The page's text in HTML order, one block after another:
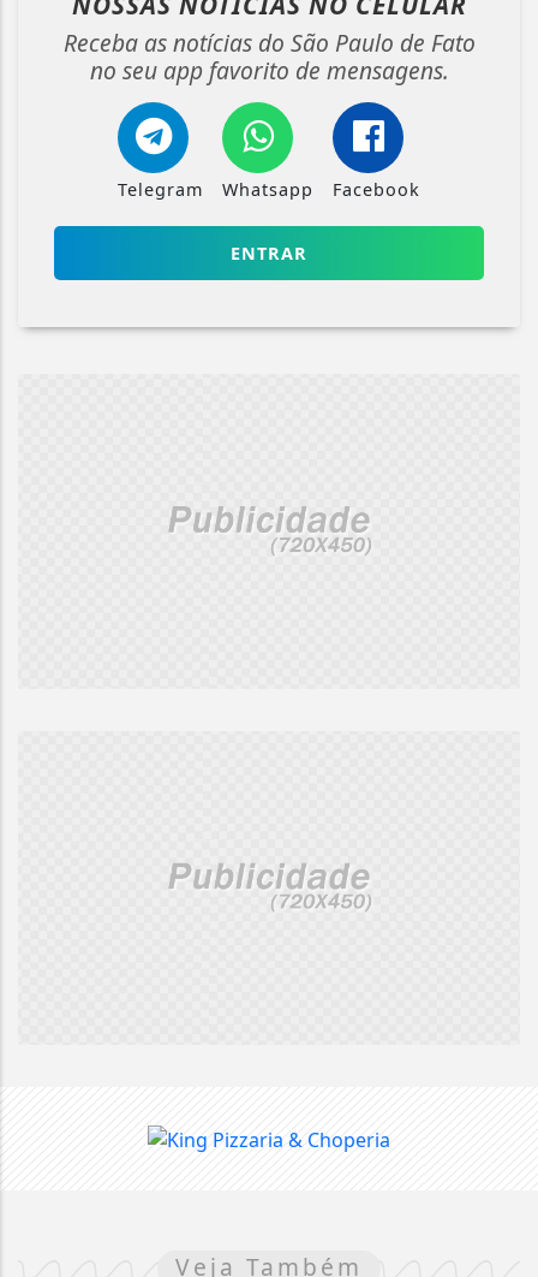
Receba as notícias do São Paulo de Fato
no seu app favorito de mensagens.
Telegram Whatsapp Facebook
ENTRAR
Veja Também